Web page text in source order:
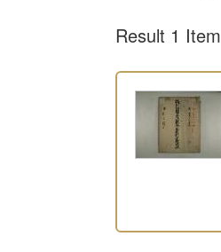
Result 1 Item